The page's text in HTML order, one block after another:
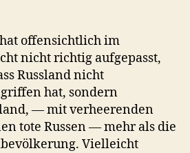
offensichtlich im
nicht richtig aufgepasst,
Russland nicht
hat, sondern
— mit verheerenden
tote Russen — mehr als die
Vielleicht